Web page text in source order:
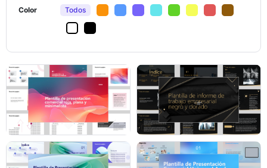
Color Todos